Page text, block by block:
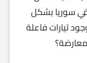
في سوريا بشكل
تيارات فاعلة